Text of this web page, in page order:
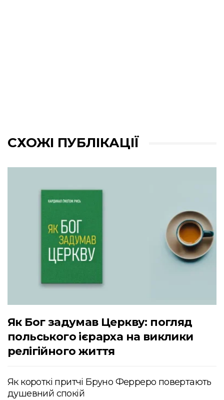
СХОЖІ ПУБЛІКАЦІЇ
Як Бог задумав Церкву: погляд
польського ієрарха на виклики
релігійного життя
Як короткі притчі Бруно Ферреро повертають
душевний спокій